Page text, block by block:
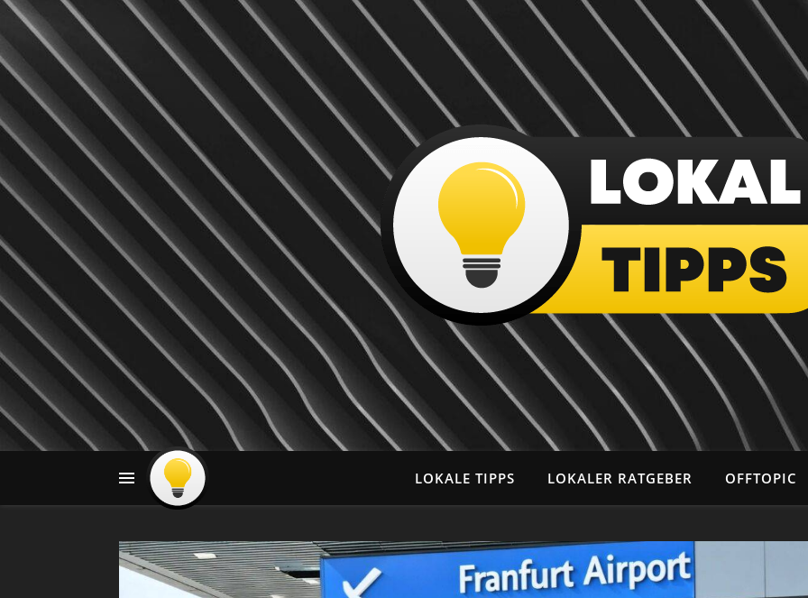
LOKALE TIPPS LOKALER RATGEBER OFFTOPIC